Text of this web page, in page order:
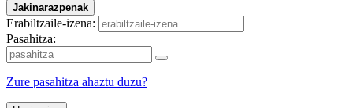
Jakinarazpenak
Erabiltzaile-izena:
Pasahitza:
Zure pasahitza ahaztu duzu?